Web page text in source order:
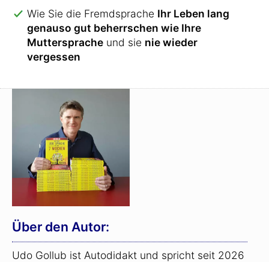
Wie Sie die Fremdsprache Ihr Leben lang
genauso gut beherrschen wie Ihre
Muttersprache und sie nie wieder
vergessen
Über den Autor:
Udo Gollub ist Autodidakt und spricht seit 2026